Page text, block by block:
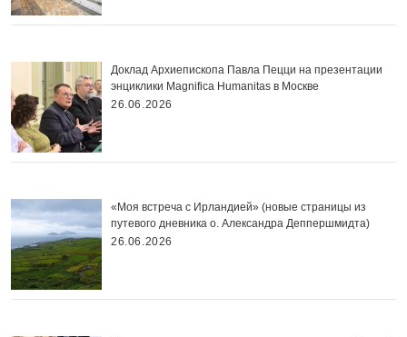
Доклад Архиепископа Павла Пецци на презентации
энциклики Magnifica Нumanitas в Москве
26.06.2026
«Моя встреча с Ирландией» (новые страницы из
путевого дневника о. Александра Деппершмидта)
26.06.2026